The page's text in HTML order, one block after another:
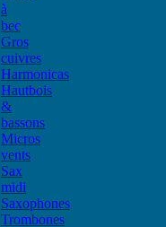
à
bec
Gros
cuivres
Harmonicas
Hautbois
&
bassons
Micros
vents
Sax
midi
Saxophones
Trombones